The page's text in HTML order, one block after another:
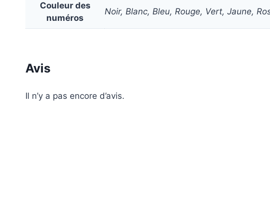
Couleur des
numéros
Noir, Blanc, Bleu, Rouge, Vert, Jaune,
Avis
Il n’y a pas encore d’avis.